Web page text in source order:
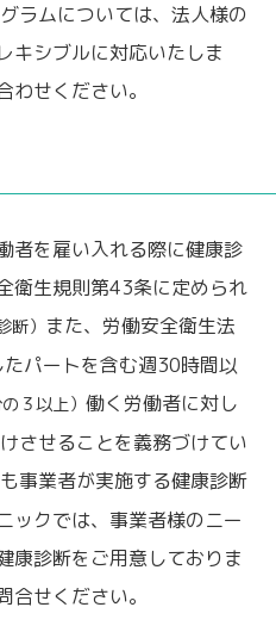
ラムについては、法人様の
キシブルに対応いたしま
せください。
者を雇い入れる際に健康診
衛生規則第43条に定められ
断） また、労働安全衛生法
パートを含む週30時間以
３以上） 働く労働者に対し
させることを義務づけてい
事業者が実施する健康診断
ックでは、事業者様のニー
康診断をご用意しておりま
せください。